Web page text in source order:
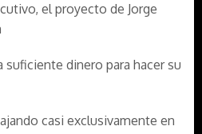
el proyecto de Jorge
suficiente dinero para hacer su
casi exclusivamente en